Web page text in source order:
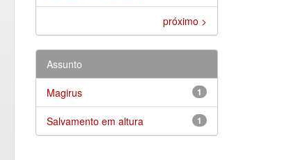
próximo >
Assunto
1
Magirus
1
Salvamento em altura